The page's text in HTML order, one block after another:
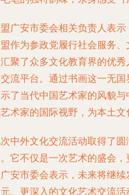
广安市委会相关负责人表
作为参政党履行社会服务
聚了众多文化教育界的优
流平台。通过书画这一无
了当代中国艺术家的风貌
术家的国际视野，为本土文
中外文化交流活动取得了
它不仅是一次艺术的盛会
安市委会表示，未来将继
、更深入的文化艺术交流